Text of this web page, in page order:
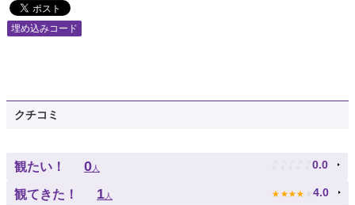
埋め込みコード
クチコミ
観たい！ 0人 ♪ ♪ ♪ ♪ ♪ 0.0
観てきた！ 1人 ★ ★ ★ ★ ★ 4.0